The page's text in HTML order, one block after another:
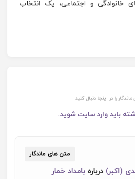
خانوادگی و اجتماعی، یک انتخاب
را در اینجا دنبال کنید
باید وارد سایت شوید.
(اکبر) دربارهبامداد خمار
متن های ماندگار